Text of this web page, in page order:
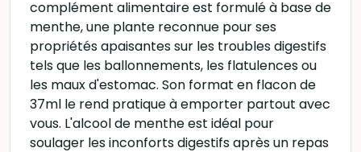
complément alimentaire est formulé à base de
menthe, une plante reconnue pour ses
propriétés apaisantes sur les troubles digestifs
tels que les ballonnements, les flatulences ou
les maux d'estomac. Son format en flacon de
37ml le rend pratique à emporter partout avec
vous. L'alcool de menthe est idéal pour
soulager les inconforts digestifs après un repas